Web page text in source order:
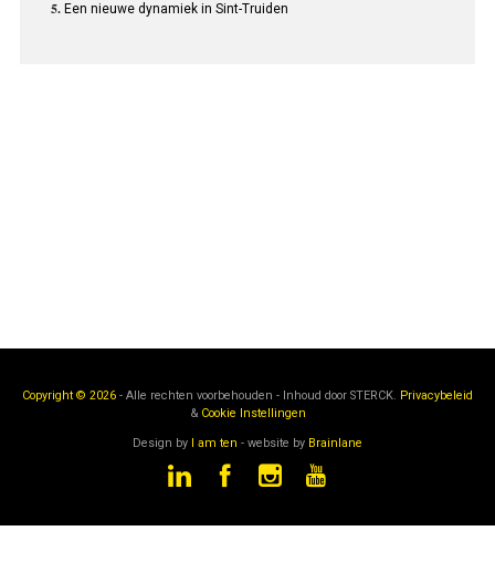
Een nieuwe dynamiek in Sint-Truiden
Copyright © 2026 - Alle rechten voorbehouden - Inhoud door STERCK. Privacybeleid
& Cookie Instellingen
Design by I am ten - website by Brainlane